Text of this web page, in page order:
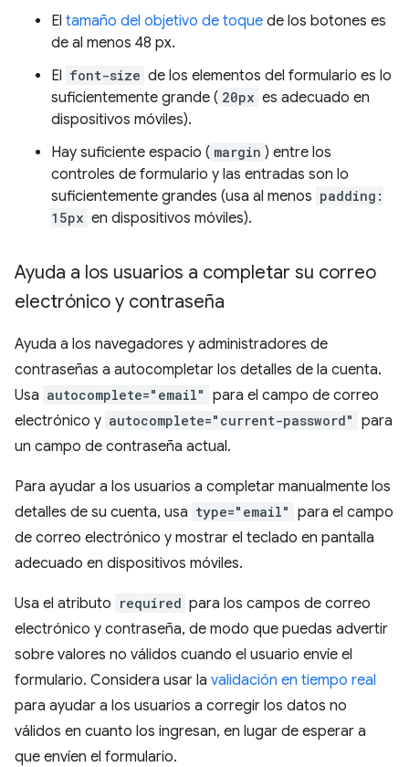
El tamaño del objetivo de toque de los botones es
de al menos 48 px.
El font-size de los elementos del formulario es lo
suficientemente grande ( 20px es adecuado en
dispositivos móviles).
Hay suficiente espacio ( margin ) entre los
controles de formulario y las entradas son lo
suficientemente grandes (usa al menos padding:
15px en dispositivos móviles).
Ayuda a los usuarios a completar su correo
electrónico y contraseña
Ayuda a los navegadores y administradores de
contraseñas a autocompletar los detalles de la cuenta.
Usa autocomplete="email" para el campo de correo
electrónico y autocomplete="current-password" para
un campo de contraseña actual.
Para ayudar a los usuarios a completar manualmente los
detalles de su cuenta, usa type="email" para el campo
de correo electrónico y mostrar el teclado en pantalla
adecuado en dispositivos móviles.
Usa el atributo required para los campos de correo
electrónico y contraseña, de modo que puedas advertir
sobre valores no válidos cuando el usuario envíe el
formulario. Considera usar la validación en tiempo real
para ayudar a los usuarios a corregir los datos no
válidos en cuanto los ingresan, en lugar de esperar a
que envíen el formulario.